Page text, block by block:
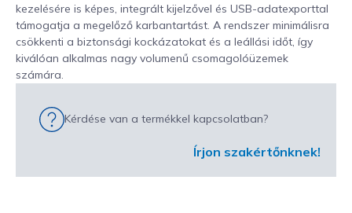
kezelésére is képes, integrált kijelzővel és USB-adatexporttal
támogatja a megelőző karbantartást. A rendszer minimálisra
csökkenti a biztonsági kockázatokat és a leállási időt, így
kiválóan alkalmas nagy volumenű csomagolóüzemek
számára.
Kérdése van a termékkel kapcsolatban?
Írjon szakértőnknek!